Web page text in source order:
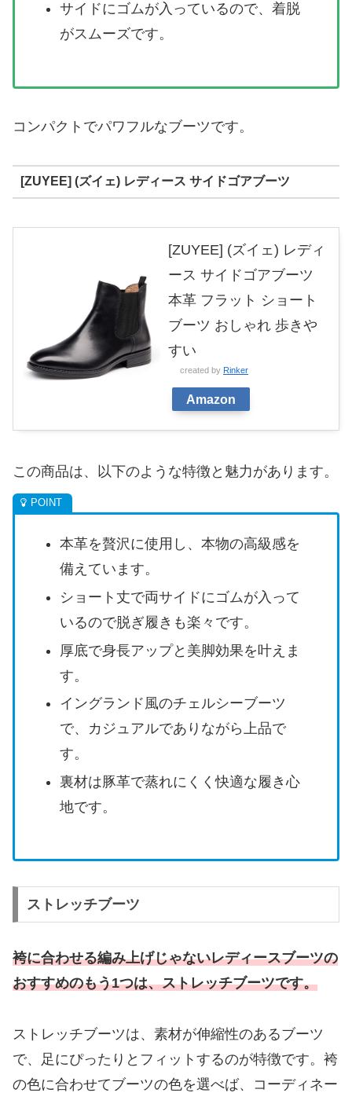
サイドにゴムが入っているので、着脱
がスムーズです。
コンパクトでパワフルなブーツです。
[ZUYEE] (ズイェ) レディース サイドゴアブーツ
[ZUYEE] (ズイェ) レディ
ース サイドゴアブーツ
本革 フラット ショート
ブーツ おしゃれ 歩きや
すい
created by Rinker
Amazon
この商品は、以下のような特徴と魅力があります。
本革を贅沢に使用し、本物の高級感を
備えています。
ショート丈で両サイドにゴムが入って
いるので脱ぎ履きも楽々です。
厚底で身長アップと美脚効果を叶えま
す。
イングランド風のチェルシーブーツ
で、カジュアルでありながら上品で
す。
裏材は豚革で蒸れにくく快適な履き心
地です。
ストレッチブーツ
袴に合わせる編み上げじゃないレディースブーツの
おすすめのもう1つは、ストレッチブーツです。
ストレッチブーツは、素材が伸縮性のあるブーツ
で、足にぴったりとフィットするのが特徴です。袴
の色に合わせてブーツの色を選べば、コーディネー